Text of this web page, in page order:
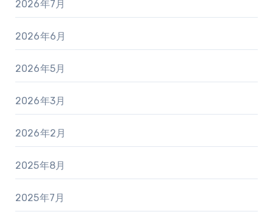
2026年7月
2026年6月
2026年5月
2026年3月
2026年2月
2025年8月
2025年7月